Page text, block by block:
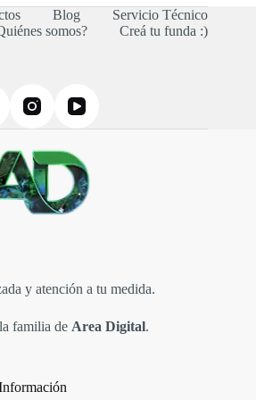
Blog
Servicio Técnico
somos?
Creá tu funda :)
y atención a tu medida.
familia de Area Digital.